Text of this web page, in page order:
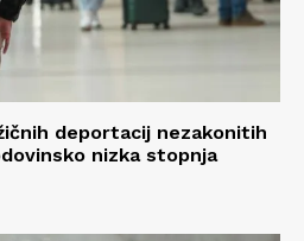
deportacij nezakonitih
nizka stopnja